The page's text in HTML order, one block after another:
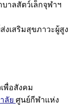
บาลสัตว์เล็กจุฬาฯ
งเสริมสุขภาวะผู้สูง
พื่อสังคม
ลัย ศูนย์กีฬาแห่ง